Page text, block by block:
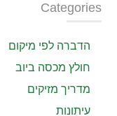
Categories
הדברה לפי מיקום
חולץ מכסה ביוב
מדריך מזיקים
עיתונות